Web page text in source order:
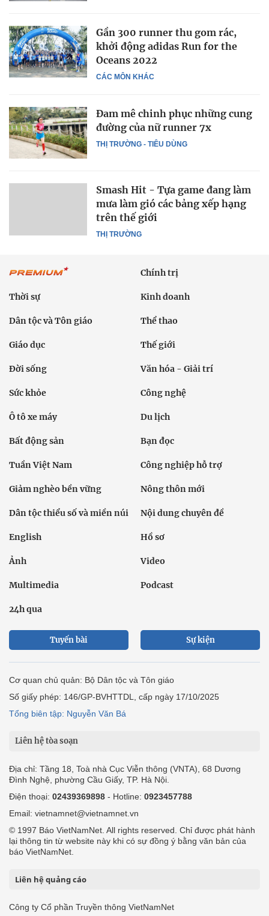
CÁC MÔN KHÁC
Gần 300 runner thu gom rác,
khởi động adidas Run for the
Oceans 2022
THỊ TRƯỜNG - TIÊU DÙNG
Đam mê chinh phục những cung
đường của nữ runner 7x
THỊ TRƯỜNG
Smash Hit - Tựa game đang làm
mưa làm gió các bảng xếp hạng
trên thế giới
Chính trị
Thời sự Kinh doanh
Dân tộc và Tôn giáo Thể thao
Giáo dục Thế giới
Đời sống Văn hóa - Giải trí
Sức khỏe Công nghệ
Ô tô xe máy Du lịch
Bất động sản Bạn đọc
Tuần Việt Nam Công nghiệp hỗ trợ
Giảm nghèo bền vững Nông thôn mới
Dân tộc thiểu số và miền núi Nội dung chuyên đề
English Hồ sơ
Ảnh Video
Multimedia Podcast
24h qua
Tuyến bài Sự kiện
Cơ quan chủ quản: Bộ Dân tộc và Tôn giáo
Số giấy phép: 146/GP-BVHTTDL, cấp ngày 17/10/2025
Tổng biên tập: Nguyễn Văn Bá
Liên hệ tòa soạn
Địa chỉ: Tầng 18, Toà nhà Cục Viễn thông (VNTA), 68 Dương
Đình Nghệ, phường Cầu Giấy, TP. Hà Nội.
Điện thoại: 02439369898 - Hotline: 0923457788
Email: vietnamnet@vietnamnet.vn
© 1997 Báo VietNamNet. All rights reserved. Chỉ được phát hành
lại thông tin từ website này khi có sự đồng ý bằng văn bản của
báo VietNamNet.
Liên hệ quảng cáo
Công ty Cổ phần Truyền thông VietNamNet